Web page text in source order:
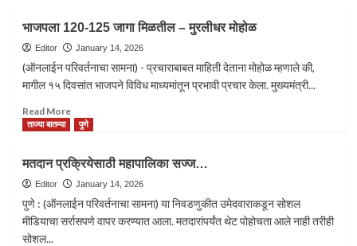
भाजपला 120-125 जागा मिळतील – मुरलीधर मोहोळ
Editor January 14, 2026
(ऑनलाईन परिवर्तनाचा सामना) - प्रचाराबाबत माहिती देताना मोहोळ म्हणाले की,
मागील १५ दिवसांत भाजपने विविध माध्यमांतून प्रभावी प्रचार केला. मुख्यमंत्री...
Read MoreRead
more
भाजपला
120-
125
जागा
मिळतील
ताज्या बातम्या पुणे
मतदान प्रक्रियेसाठी महापालिका सज्ज…
Editor January 14, 2026
पुणे : (ऑनलाईन परिवर्तनाचा सामना) या निवडणुकीत उमेदवाराकडून सोशल
मीडियाचा सर्रासपणे वापर करण्यात आला. मतदारांपर्यंत थेट पोहोचता आले नाही तरीही
सोशल...